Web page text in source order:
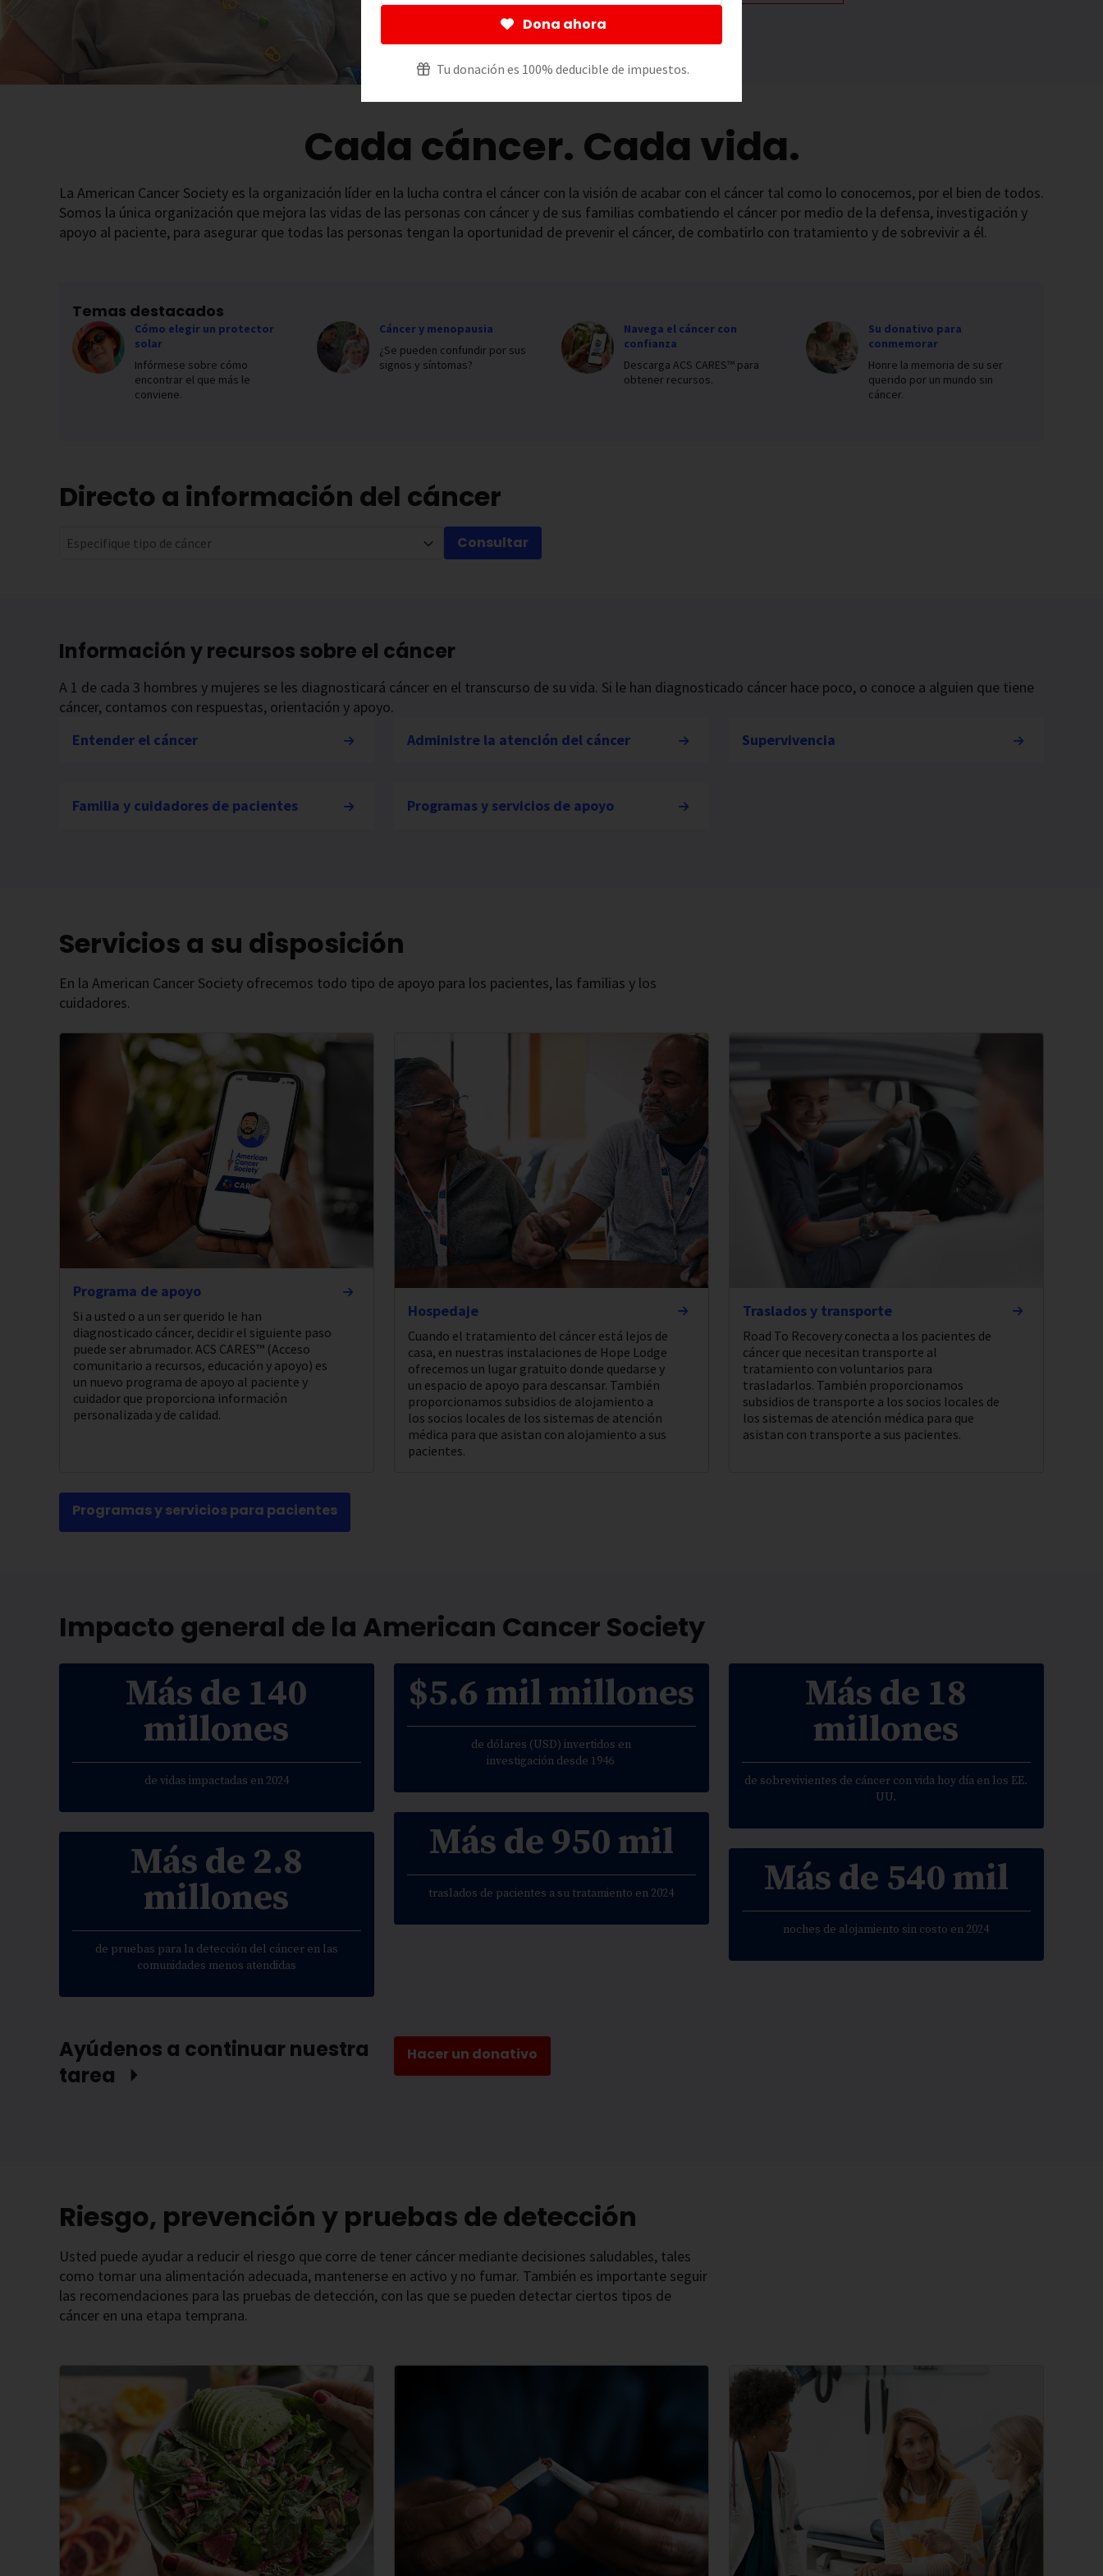
Dona ahora
Tu donación es 100% deducible de impuestos.
Cada cáncer. Cada vida.
La American Cancer Society es la organización líder en la lucha contra el cáncer con la visión de acabar con el cáncer tal como lo conocemos, por el bien de todos.
Somos la única organización que mejora las vidas de las personas con cáncer y de sus familias combatiendo el cáncer por medio de la defensa, investigación y
apoyo al paciente, para asegurar que todas las personas tengan la oportunidad de prevenir el cáncer, de combatirlo con tratamiento y de sobrevivir a él.
Temas destacados
Cómo elegir un protector
solar
Infórmese sobre cómo
encontrar el que más le
conviene.
Cáncer y menopausia
¿Se pueden confundir por sus
signos y síntomas?
Navega el cáncer con
confianza
Descarga ACS CARES™ para
obtener recursos.
Su donativo para
conmemorar
Honre la memoria de su ser
querido por un mundo sin
cáncer.
Directo a información del cáncer
Especifique tipo de cáncer Consultar
Información y recursos sobre el cáncer
A 1 de cada 3 hombres y mujeres se les diagnosticará cáncer en el transcurso de su vida. Si le han diagnosticado cáncer hace poco, o conoce a alguien que tiene
cáncer, contamos con respuestas, orientación y apoyo.
Entender el cáncer
Administre la atención del cáncer Supervivencia
Familia y cuidadores de pacientes Programas y servicios de apoyo
Servicios a su disposición
En la American Cancer Society ofrecemos todo tipo de apoyo para los pacientes, las familias y los
cuidadores.
Programa de apoyo
Si a usted o a un ser querido le han
diagnosticado cáncer, decidir el siguiente paso
puede ser abrumador. ACS CARES™ (Acceso
comunitario a recursos, educación y apoyo) es
un nuevo programa de apoyo al paciente y
cuidador que proporciona información
personalizada y de calidad.
Hospedaje
Cuando el tratamiento del cáncer está lejos de
casa, en nuestras instalaciones de Hope Lodge
ofrecemos un lugar gratuito donde quedarse y
un espacio de apoyo para descansar. También
proporcionamos subsidios de alojamiento a
los socios locales de los sistemas de atención
médica para que asistan con alojamiento a sus
pacientes.
Traslados y transporte
Road To Recovery conecta a los pacientes de
cáncer que necesitan transporte al
tratamiento con voluntarios para
trasladarlos. También proporcionamos
subsidios de transporte a los socios locales de
los sistemas de atención médica para que
asistan con transporte a sus pacientes.
Programas y servicios para pacientes
Impacto general de la American Cancer Society
Más de 140
millones
de vidas impactadas en 2024
Más de 2.8
millones
de pruebas para la detección del cáncer en las
comunidades menos atendidas
$5.6 mil millones
de dólares (USD) invertidos en
investigación desde 1946
Más de 950 mil
traslados de pacientes a su tratamiento en 2024
Más de 18
millones
de sobrevivientes de cáncer con vida hoy día en los EE.
UU.
Más de 540 mil
noches de alojamiento sin costo en 2024
Ayúdenos a continuar nuestra
tarea ⏵
Hacer un donativo
Riesgo, prevención y pruebas de detección
Usted puede ayudar a reducir el riesgo que corre de tener cáncer mediante decisiones saludables, tales
como tomar una alimentación adecuada, mantenerse en activo y no fumar. También es importante seguir
las recomendaciones para las pruebas de detección, con las que se pueden detectar ciertos tipos de
cáncer en una etapa temprana.